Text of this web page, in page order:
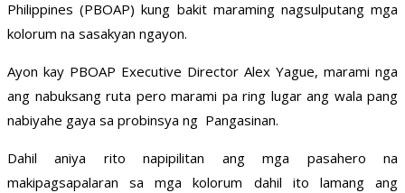
Philippines (PBOAP) kung bakit maraming nagsulputang mga
kolorum na sasakyan ngayon.
Ayon kay PBOAP Executive Director Alex Yague, marami nga
ang nabuksang ruta pero marami pa ring lugar ang wala pang
nabiyahe gaya sa probinsya ng Pangasinan.
Dahil aniya rito napipilitan ang mga pasahero na
makipagsapalaran sa mga kolorum dahil ito lamang ang